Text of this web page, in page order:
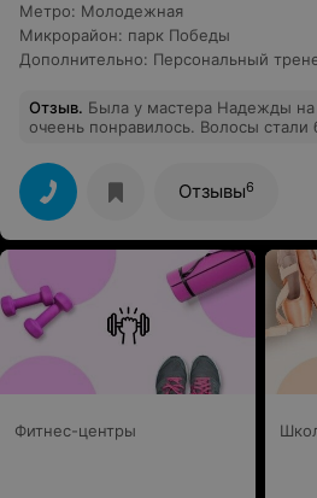
Метро: Молодежная
Микрорайон: парк Победы
Дополнительно: Персональный
Отзыв. Была у мастера Надежды на
очеень понравилось. Волосы стали
Отзывы6
Фитнес-центры